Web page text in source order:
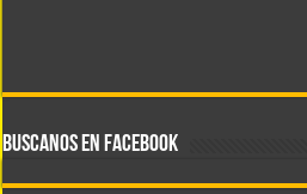
BUSCANOS EN FACEBOOK